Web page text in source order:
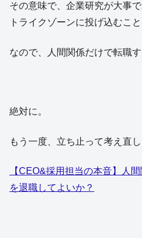
その意味で、企業研究が大事
トライクゾーンに投げ込むこ
なので、人間関係だけで転職
絶対に。
もう一度、立ち止って考え直し
【CEO&採用担当の本音】人
を退職してよいか？